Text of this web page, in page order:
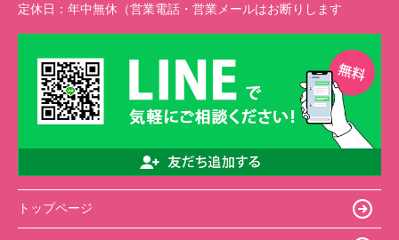
定休日： 年中無休（営業電話・営業メールはお断りします
トップページ